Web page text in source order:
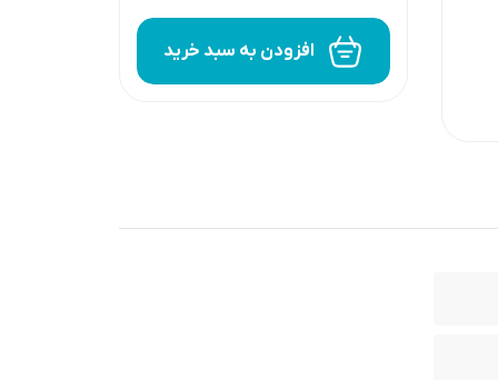
افزودن به سبد خرید